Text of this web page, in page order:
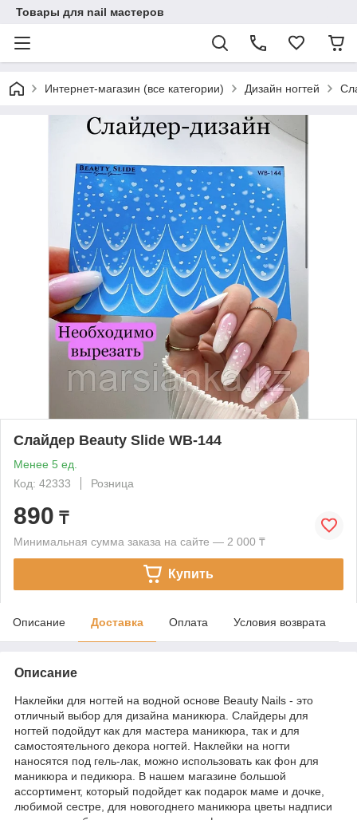
Товары для nail мастеров
Интернет-магазин (все категории) Дизайн ногтей
Слайдер Beauty Slide WB-144
Менее 5 ед.
Код: 42333
Розница
890 ₸
Минимальная сумма заказа на сайте — 2 000 ₸
Купить
Описание Доставка Оплата Условия возврата
Описание
Наклейки для ногтей на водной основе Beauty Nails - это
отличный выбор для дизайна маникюра. Слайдеры для
ногтей подойдут как для мастера маникюра, так и для
самостоятельного декора ногтей. Наклейки на ногти
наносятся под гель-лак, можно использовать как фон для
маникюра и педикюра. В нашем магазине большой
ассортимент, который подойдет как подарок маме и дочке,
любимой сестре, для новогоднего маникюра цветы надписи